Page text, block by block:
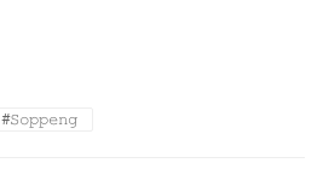
#𝚂𝚘𝚙𝚙𝚎𝚗𝚐